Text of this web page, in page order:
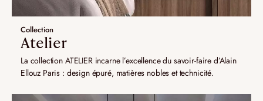
Collection
Atelier
La collection ATELIER incarne l’excellence du savoir-faire d’Alain
Ellouz Paris : design épuré, matières nobles et technicité.